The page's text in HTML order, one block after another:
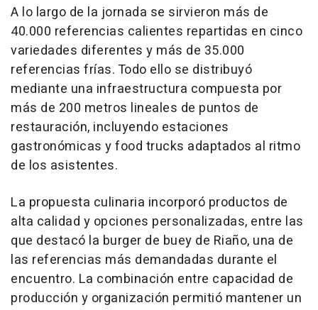
A lo largo de la jornada se sirvieron más de
40.000 referencias calientes repartidas en cinco
variedades diferentes y más de 35.000
referencias frías. Todo ello se distribuyó
mediante una infraestructura compuesta por
más de 200 metros lineales de puntos de
restauración, incluyendo estaciones
gastronómicas y food trucks adaptados al ritmo
de los asistentes.
La propuesta culinaria incorporó productos de
alta calidad y opciones personalizadas, entre las
que destacó la burger de buey de Riaño, una de
las referencias más demandadas durante el
encuentro. La combinación entre capacidad de
producción y organización permitió mantener un